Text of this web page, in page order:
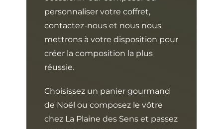
personnaliser votre coffret,
contactez-nouset nous nous
mettrons à votre disposition pour
créer la composition la plus
réussie.
Choisissez un panier gourmand
de Noël ou composez le vôtre
chez La Plaine des Sens et passez